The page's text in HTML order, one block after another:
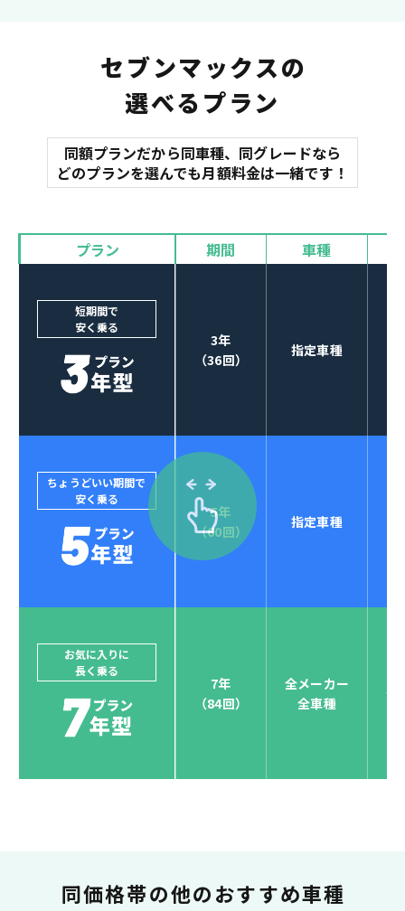
オイル交換 諸費用
マット
バイザー
3
オプションも選べる！
POINT
4
セブンマックスなら
クレジットカード払い可能
ジョイカルジャパンでは、カーリース決済を国際5大カ
他にはないサービスがクレジットカード決済、賢くポ
イント運用も！
ポイント還元
セブンマックスの
選べるプラン
同額プランだから同車種、同グレードなら
どのプランを選んでも月額料金は一緒です！
プラン 期間 車種
短期間で
安く乗る
3年
（36回）
指定車種
ちょうどいい期間で
安く乗る
5年
（60回）
指定車種
お気に入りに
長く乗る
7年
（84回）
全メーカー
全車種
全
同価格帯の他のおすすめ車種